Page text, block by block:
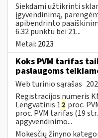
Siekdami užtikrinti
įgyvendinimą,
apibendrinto
6.32 punktu bei 21...
Metai: 2023
Koks PVM tarifas
paslaugoms
Web turinio sąrašas
Registracijos numeris
Lengvatinis 12 proc.
proc. PVM tarifas (19
apgyvendinimo...
Mokesčių žinyno